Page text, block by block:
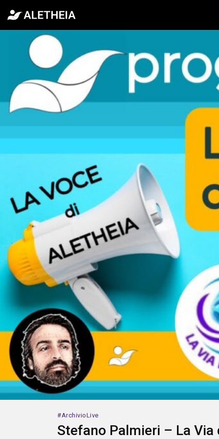
ArchivioLive
Stefano Palmieri – La Via